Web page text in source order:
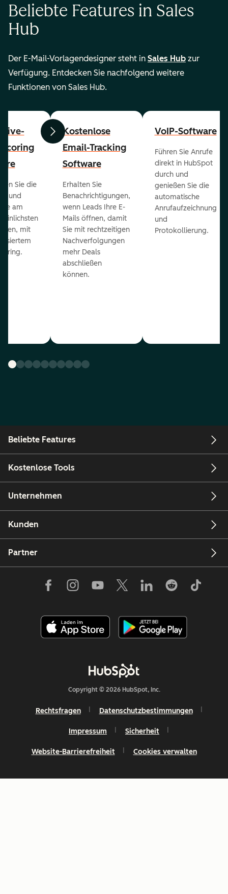
Beliebte Features in Sales
Hub
Der E-Mail-Vorlagendesigner steht in Sales Hub zur
Verfügung. Entdecken Sie nachfolgend weitere
Funktionen von Sales Hub.
ZurückWeiter
Sie die
und
am
mit
Kostenlose
Email-Tracking
Software
Erhalten Sie
Benachrichtigungen,
wenn Leads Ihre E-
Mails öffnen, damit
Sie mit rechtzeitigen
Nachverfolgungen
mehr Deals
abschließen
können.
VoIP-Software
Führen Sie Anrufe
direkt in HubSpot
durch und
genießen Sie die
automatische
Anrufaufzeichnung
und
Protokollierung.
Beliebte Features
Kostenlose Tools
Unternehmen
Kunden
Partner
Copyright © 2026 HubSpot, Inc.
Rechtsfragen Datenschutzbestimmungen
Impressum Sicherheit
Website-Barrierefreiheit Cookies verwalten